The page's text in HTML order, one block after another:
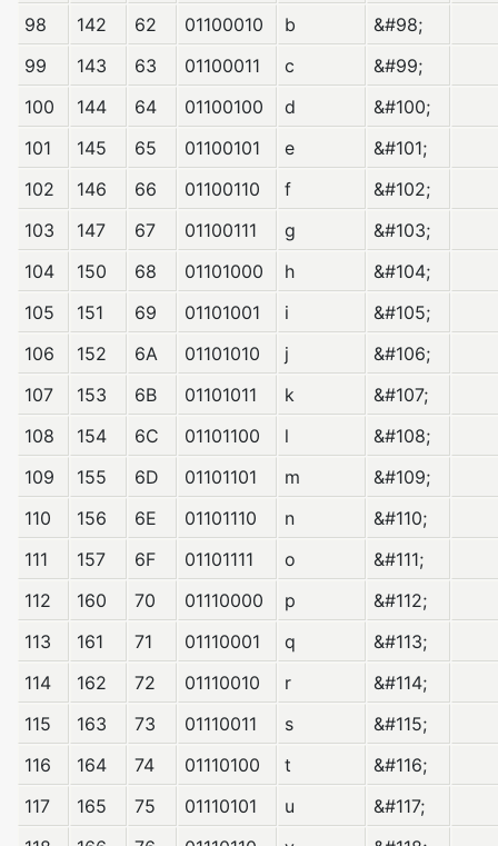
98 142 62 01100010 b
&#98;
99
143 63 01100011 c
&#99;
100
144 64 01100100 d
&#100;
101
145 65 01100101 e
&#101;
102
146 66 01100110 f
&#102;
103
147 67 01100111 g
&#103;
104
150 68 01101000 h
&#104;
105
151 69 01101001 i
&#105;
106
152 6A 01101010 j
&#106;
107
153 6B 01101011 k
&#107;
108
154 6C 01101100 l
&#108;
109
155 6D 01101101 m
&#109;
110
156 6E 01101110 n
&#110;
111
157 6F 01101111 o
&#111;
112
160 70 01110000 p
&#112;
113
161 71 01110001 q
&#113;
114
162 72 01110010 r
&#114;
115
163 73 01110011 s
&#115;
116
164 74 01110100 t
&#116;
117
165 75 01110101 u
&#117;